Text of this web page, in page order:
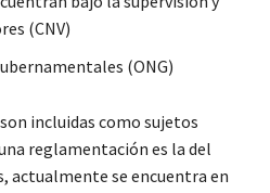
(CNV)
(ONG)
incluidas como sujetos
reglamentación es la del
actualmente se encuentra en